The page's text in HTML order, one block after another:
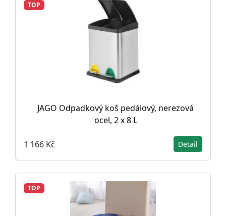
TOP
JAGO Odpadkový koš pedálový, nerezová
ocel, 2 x 8 L
1 166 Kč Detail
TOP